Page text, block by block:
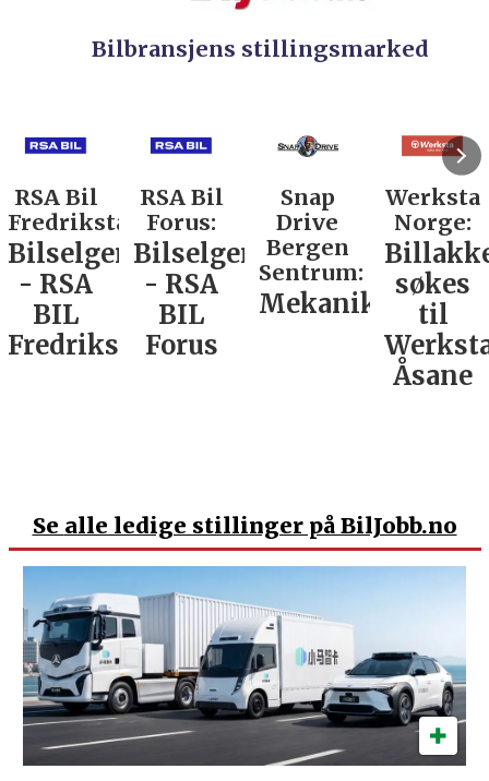
Bilbransjens stillingsmarked
RSA Bil
Forus:
Bilselger
- RSA
BIL
Forus
Snap
Drive
Bergen
Sentrum:
Mekaniker
Werksta
Norge:
Billakkerer
søkes
til
Rodin &
Co AS:
Se alle ledige stillinger på BilJobb.no